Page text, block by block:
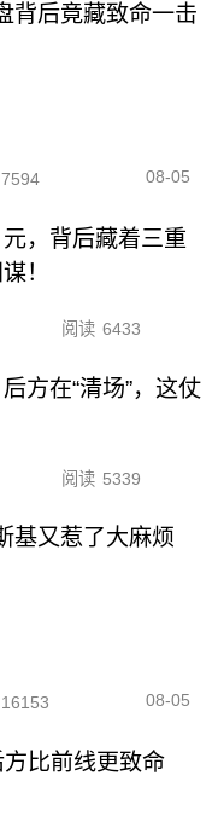
背后竟藏致命一击
7594 08-05
，背后藏着三重
！
阅读 6433
方在“清场”，这仗
阅读 5339
基又惹了大麻烦
16153 08-05
比前线更致命